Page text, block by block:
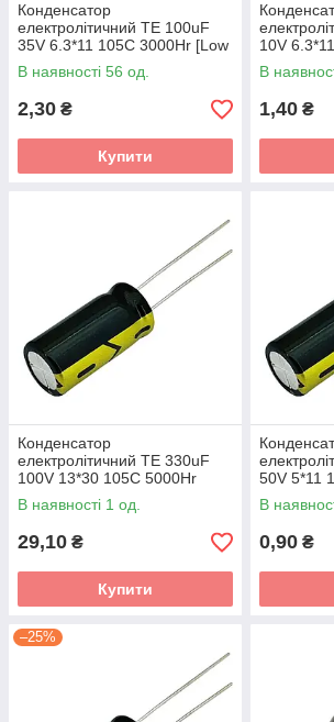
Конденсатор
електролітичний TE 100uF
35V 6.3*11 105C 3000Hr [Low
ESR]
В наявності 56 од.
2,30 ₴
Купити
10V
ESR]
В
1,40 ₴
Конденсатор
електролітичний TE 330uF
100V 13*30 105C 5000Hr
[Low ESR]
В наявності 1 од.
29,10 ₴
Купити
50V 5*11
ESR]
В
0,90 ₴
–25%